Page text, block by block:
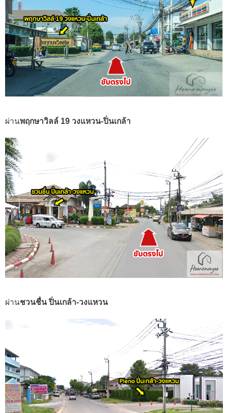
ผ่านพฤกษาวิลล์ 19 วงแหวน-ปิ่นเกล้า
ผ่านชวนชื่น ปิ่นเกล้า-วงแหวน